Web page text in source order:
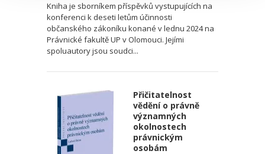
Kniha je sborníkem příspěvků vystupujících na
konferenci k deseti letům účinnosti
občanského zákoníku konané v lednu 2024 na
Právnické fakultě UP v Olomouci. Jejími
spoluautory jsou soudci...
Přičitatelnost
vědění o právně
významných
okolnostech
právnickým
osobám